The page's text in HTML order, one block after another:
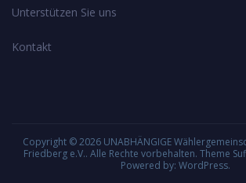
Unterstützen Sie uns
Kontakt
Copyright © 2026 UNABHÄNGIGE
Friedberg e.V.. Alle Rechte vorbehalten. Theme
Powered by: WordPress.